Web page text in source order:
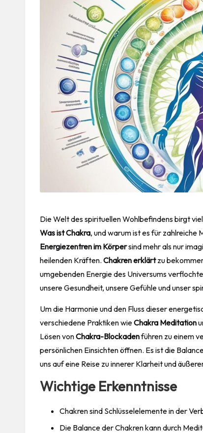
Die Welt des spirituellen Wohlbefindens birgt
Was ist Chakra, und warum ist es für zahlreiche
Energiezentren im Körpersind mehr als nur
heilenden Kräften. Chakren erklärtzu
umgebenden Energie des Universums
unsereGesundheit, unsere Gefühle und unser
Um die Harmonie und den Fluss dieser
verschiedene Praktiken wieChakra Meditation
Lösen vonChakra-Blockadenführen zu einem
persönlichen Einsichten öffnen. Es ist die
uns auf eine Reise zu innerer Klarheit und
Wichtige Erkenntnisse
Chakren sind Schlüsselelemente in der
Die Balance der Chakren kann durch